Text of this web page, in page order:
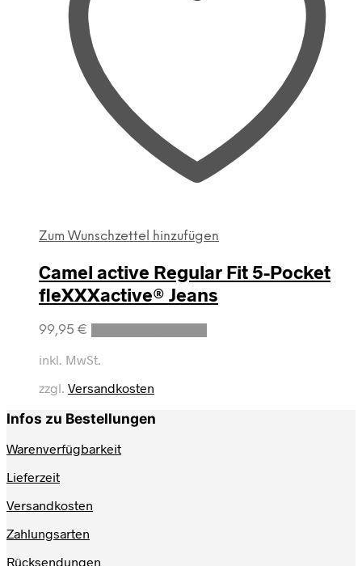
Zum Wunschzettel hinzufügen
Camel active Regular Fit 5-Pocket
fleXXXactive® Jeans
99,95 €
Dieses
inkl. MwSt.
zzgl. Versandkosten
Infos zu Bestellungen
Warenverfügbarkeit
Lieferzeit
Versandkosten
Zahlungsarten
Rücksendungen